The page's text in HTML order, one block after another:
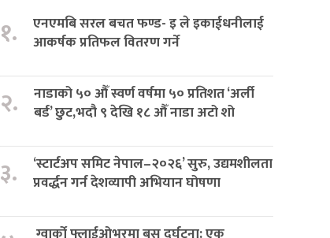
१.
एनएमबि सरल बचत फण्ड- इ ले इकाईधनीलाई
आकर्षक प्रतिफल वितरण गर्ने
२.
नाडाको ५० औँ स्वर्ण वर्षमा ५० प्रतिशत ‘अर्ली
बर्ड’ छुट,भदौ ९ देखि १८ औँ नाडा अटो शो
३.
‘स्टार्टअप समिट नेपाल–२०२६’ सुरु, उद्यमशीलता
प्रवर्द्धन गर्न देशव्यापी अभियान घोषणा